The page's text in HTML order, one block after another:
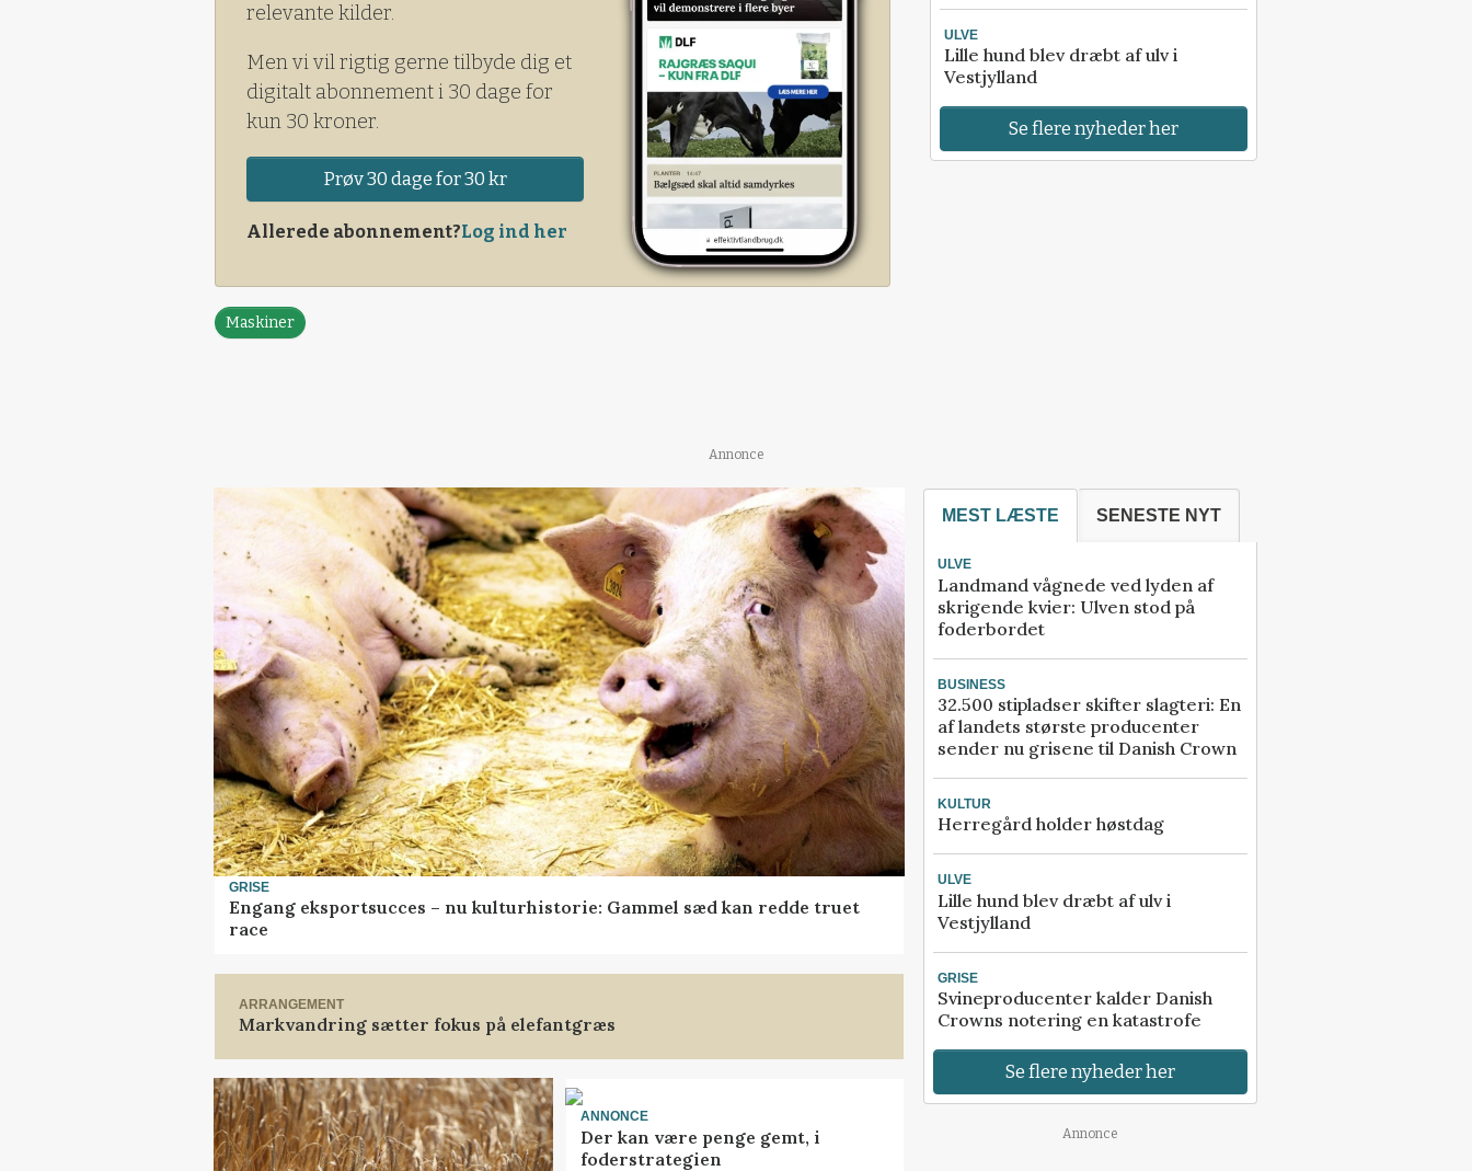
relevante kilder.
Men vi vil rigtig gerne tilbyde dig et
digitalt abonnement i 30 dage for
kun 30 kroner.
Prøv 30 dage for 30 kr
Allerede abonnement?Log ind her
Maskiner
ULVE
Lille hund blev dræbt af ulv i
Vestjylland
Se flere nyheder her
Annonce
GRISE
Engang eksportsucces – nu kulturhistorie: Gammel sæd kan redde truet
race
ARRANGEMENT
Markvandring sætter fokus på elefantgræs
ANNONCE
Der kan være penge gemt, i
foderstrategien
MEST LÆSTE SENESTE NYT
ULVE
Landmand vågnede ved lyden af
skrigende kvier: Ulven stod på
foderbordet
BUSINESS
32.500 stipladser skifter slagteri: En
af landets største producenter
sender nu grisene til Danish Crown
KULTUR
Herregård holder høstdag
ULVE
Lille hund blev dræbt af ulv i
Vestjylland
GRISE
Svineproducenter kalder Danish
Crowns notering en katastrofe
Se flere nyheder her
Annonce